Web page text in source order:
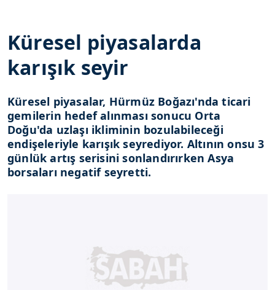
Küresel piyasalarda
karışık seyir
Küresel piyasalar, Hürmüz Boğazı'nda ticari
gemilerin hedef alınması sonucu Orta
Doğu'da uzlaşı ikliminin bozulabileceği
endişeleriyle karışık seyrediyor. Altının onsu 3
günlük artış serisini sonlandırırken Asya
borsaları negatif seyretti.